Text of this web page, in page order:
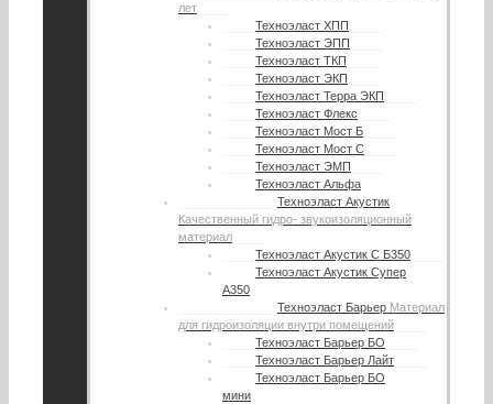
лет
Техноэласт ХПП
Техноэласт ЭПП
Техноэласт ТКП
Техноэласт ЭКП
Техноэласт Терра ЭКП
Техноэласт Флекс
Техноэласт Мост Б
Техноэласт Мост С
Техноэласт ЭМП
Техноэласт Альфа
Техноэласт Акустик
Качественный гидро- звукоизоляционный
материал
Техноэласт Акустик С Б350
Техноэласт Акустик Супер
А350
Техноэласт Барьер Материал
для гидроизоляции внутри помещений
Техноэласт Барьер БО
Техноэласт Барьер Лайт
Техноэласт Барьер БО
мини